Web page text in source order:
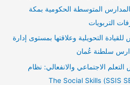
المتوسطة الحكومية بمكة
التربويات
التحويلية وعلاقتها بمستوى إدارة
سلطنة عُمان
الاجتماعي والانفعالي: نظام
تطوير المهارات الاجتماعية (SSIS SEL) The Social Skills